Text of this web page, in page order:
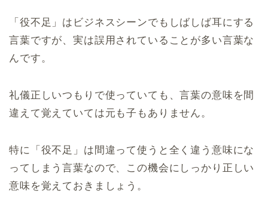
「役不足」はビジネスシーンでもしばしば耳にする
言葉ですが、実は誤用されていることが多い言葉な
んです。
礼儀正しいつもりで使っていても、言葉の意味を間
違えて覚えていては元も子もありません。
特に「役不足」は間違って使うと全く違う意味にな
ってしまう言葉なので、この機会にしっかり正しい
意味を覚えておきましょう。